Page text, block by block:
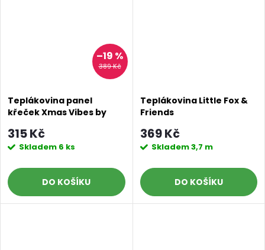
389 Kč
–19 %
Teplákovina panel
křeček Xmas Vibes by
315 Kč
Skladem 6 ks
DO KOŠÍKU
Teplákovina Little Fox &
Friends
369 Kč
Skladem3,7 m
DO KOŠÍKU